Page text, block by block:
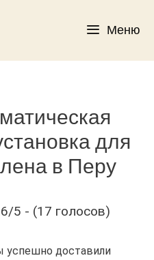
Меню
для
в Перу
5 - (17 голосов)
успешно доставили